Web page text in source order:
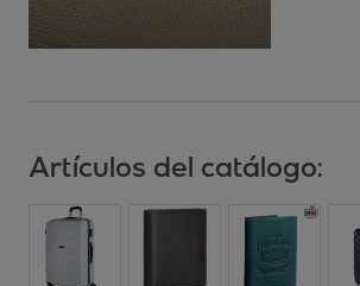
Artículos del catálogo: